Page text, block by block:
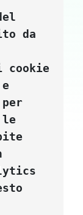
da
le